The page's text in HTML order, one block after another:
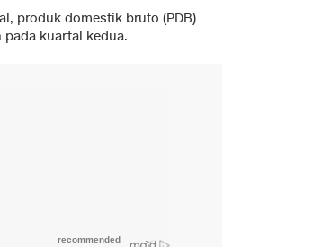
produk domestik bruto (PDB)
pada kuartal kedua.